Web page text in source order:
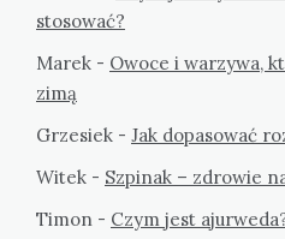
stosować?
Marek - Owoce i warzywa,
zimą
Grzesiek - Jak dopasować
Witek - Szpinak – zdrowie
Timon - Czym jest